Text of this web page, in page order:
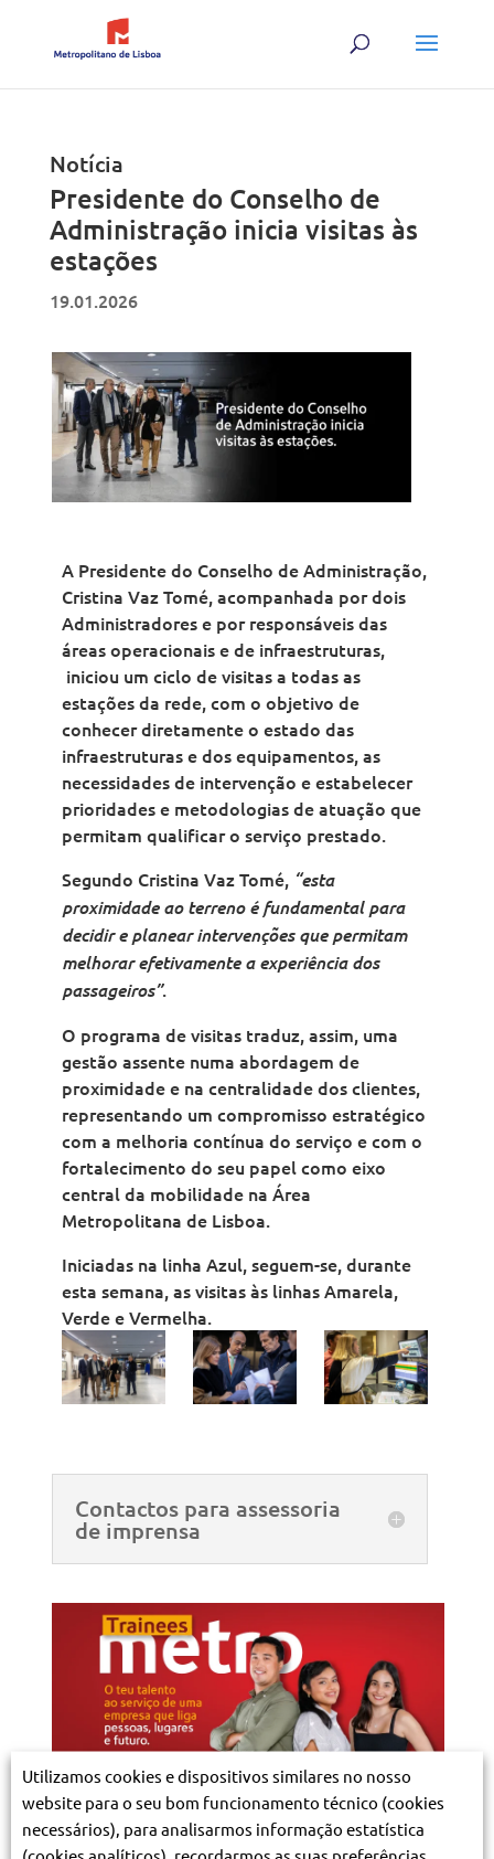
content
Notícia
Presidente do Conselho de
Administração inicia visitas às
estações
19.01.2026
A Presidente do Conselho de Administração,
Cristina Vaz Tomé, acompanhada por dois
Administradores e por responsáveis das
áreas operacionais e de infraestruturas,
iniciou um ciclo de visitas a todas as
estações da rede, com o objetivo de
conhecer diretamente o estado das
infraestruturas e dos equipamentos, as
necessidades de intervenção e estabelecer
prioridades e metodologias de atuação que
permitam qualificar o serviço prestado.
Segundo Cristina Vaz Tomé, “esta
proximidade ao terreno é fundamental para
decidir e planear intervenções que permitam
melhorar efetivamente a experiência dos
passageiros”.
O programa de visitas traduz, assim, uma
gestão assente numa abordagem de
proximidade e na centralidade dos clientes,
representando um compromisso estratégico
com a melhoria contínua do serviço e com o
fortalecimento do seu papel como eixo
central da mobilidade na Área
Metropolitana de Lisboa.
Iniciadas na linha Azul, seguem-se, durante
esta semana, as visitas às linhas Amarela,
Verde e Vermelha.
Contactos para assessoria
de imprensa
Utilizamos cookies e dispositivos similares no nosso
website para o seu bom funcionamento técnico (cookies
necessários), para analisarmos informação estatística
(cookies analíticos), recordarmos as suas preferências